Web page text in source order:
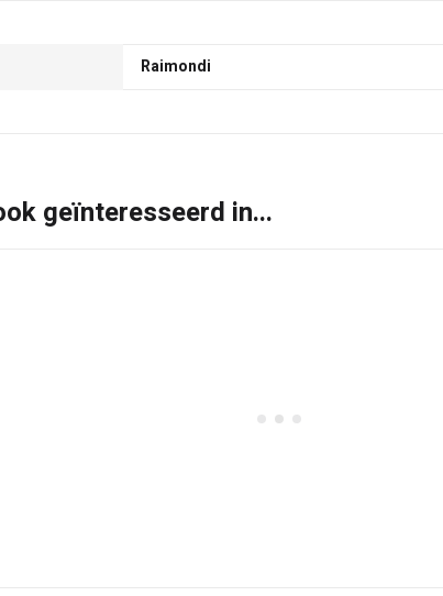
Raimondi
geïnteresseerd in...